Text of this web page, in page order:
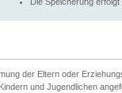
der Eltern oder
und Jugendlichen